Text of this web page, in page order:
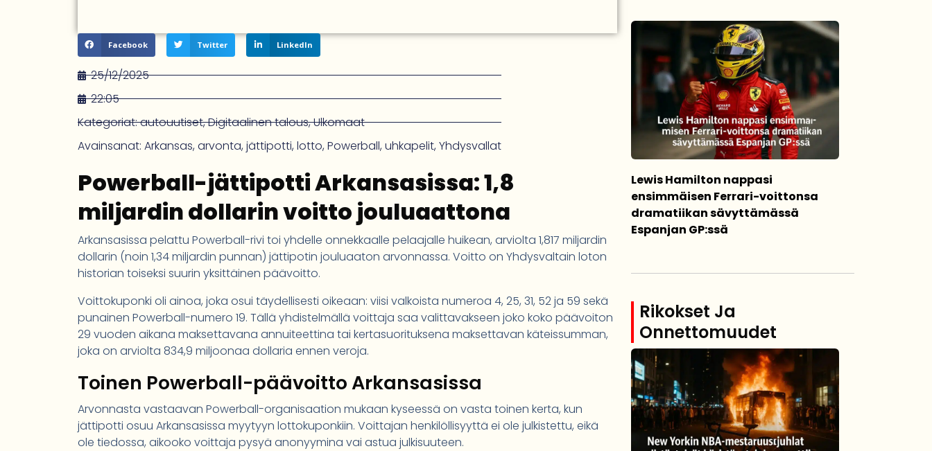
Facebook Twitter LinkedIn
25/12/2025
22:05
Kategoriat:autouutiset,Digitaalinen talous,Ulkomaat
Avainsanat: Arkansas,arvonta,jättipotti,lotto,Powerball,uhkapelit,Yhdysvallat
Powerball-jättipotti Arkansasissa: 1,8
miljardin dollarin voitto jouluaattona
Arkansasissa pelattu Powerball-rivi toi yhdelle onnekkaalle pelaajalle huikean, arviolta 1,817 miljardin
dollarin (noin 1,34 miljardin punnan) jättipotin jouluaaton arvonnassa. Voitto on Yhdysvaltain loton
historian toiseksi suurin yksittäinen päävoitto.
Voittokuponki oli ainoa, joka osui täydellisesti oikeaan: viisi valkoista numeroa 4, 25, 31, 52 ja 59 sekä
punainen Powerball-numero 19. Tällä yhdistelmällä voittaja saa valittavakseen joko koko päävoiton
29 vuoden aikana maksettavana annuiteettina tai kertasuorituksena maksettavan käteissumman,
joka on arviolta 834,9 miljoonaa dollaria ennen veroja.
Toinen Powerball-päävoitto Arkansasissa
Arvonnasta vastaavan Powerball-organisaation mukaan kyseessä on vasta toinen kerta, kun
jättipotti osuu Arkansasissa myytyyn lottokuponkiin. Voittajan henkilöllisyyttä ei ole julkistettu, eikä
ole tiedossa, aikooko voittaja pysyä anonyymina vai astua julkisuuteen.
Lewis Hamilton nappasi
ensimmäisen Ferrari-voittonsa
dramatiikan sävyttämässä
Espanjan GP:ssä
Rikokset Ja
Onnettomuudet